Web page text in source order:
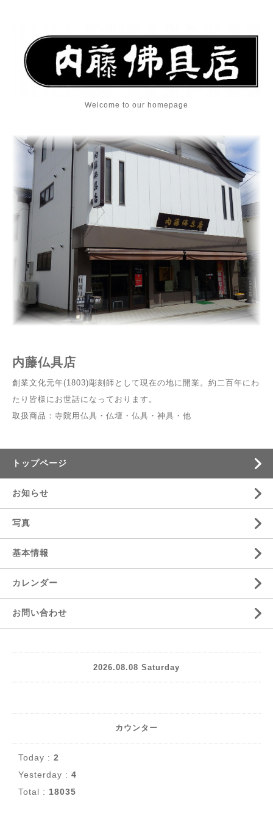
Welcome to our homepage
内藤仏具店
創業文化元年(1803)彫刻師として現在の地に開業。約二百年にわ
たり皆様にお世話になっております。
取扱商品：寺院用仏具・仏壇・仏具・神具・他
トップページ
お知らせ
写真
基本情報
カレンダー
お問い合わせ
2026.08.08 Saturday
カウンター
Today : 2
Yesterday : 4
Total : 18035